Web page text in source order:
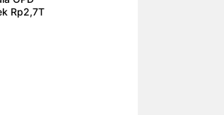
Rp2,7T